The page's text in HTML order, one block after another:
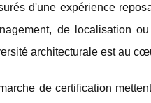
d'une expérience
de localisation
architecturale est au
de certification